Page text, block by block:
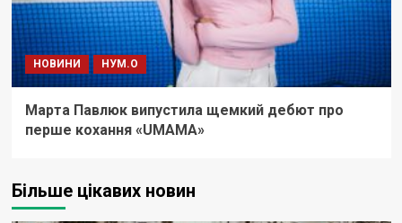
НОВИНИ НУМ.О
Марта Павлюк випустила щемкий дебют про
перше кохання «UМАМА»
Більше цікавих новин